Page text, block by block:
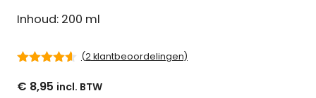
Inhoud: 200 ml
(2klantbeoordelingen)
€ 8,95